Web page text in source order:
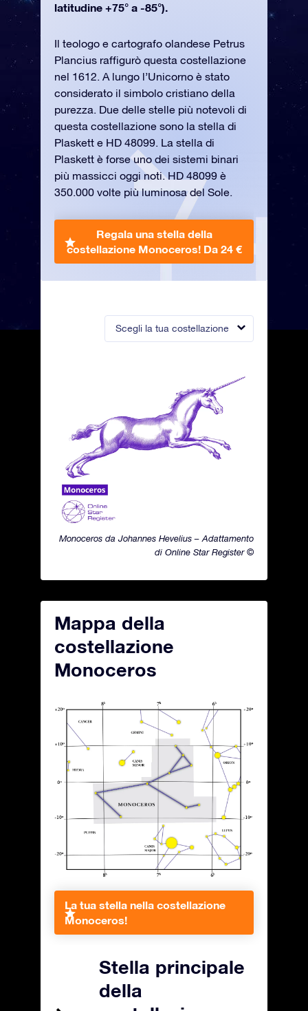
Scegli la tua costellazione
Monoceros da Johannes Hevelius – Adattamento
di Online Star Register ©
latitudine +75° a -85°).
Il teologo e cartografo olandese Petrus
Plancius raffigurò questa costellazione
nel 1612. A lungo l’Unicorno è stato
considerato il simbolo cristiano della
purezza. Due delle stelle più notevoli di
questa costellazione sono la stella di
Plaskett e HD 48099. La stella di
Plaskett è forse uno dei sistemi binari
più massicci oggi noti. HD 48099 è
350.000 volte più luminosa del Sole.
Regala una stella della
costellazione Monoceros! Da 24 €
Mappa della
costellazione
Monoceros
La tua stella nella costellazione
Monoceros!
Stella principale
della